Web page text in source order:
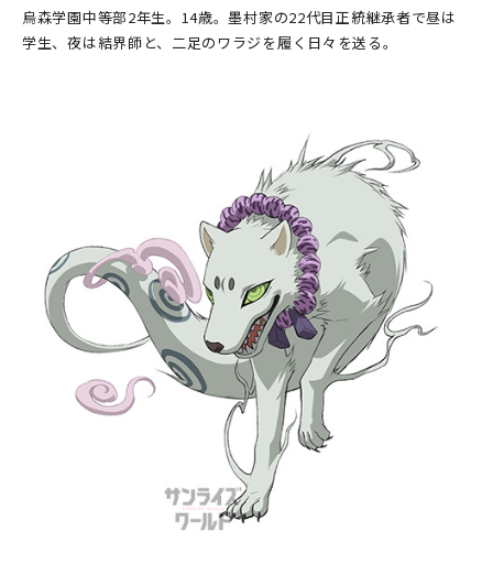
烏森学園中等部2年生。14歳。墨村家の22代目正統継承者で昼は
学生、夜は結界師と、二足のワラジを履く日々を送る。